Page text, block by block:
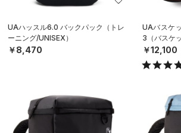
UAハッスル6.0 バックパック（トレ
ーニング/UNISEX）
￥8,470
UAバスケ
3（バスケ
￥12,100